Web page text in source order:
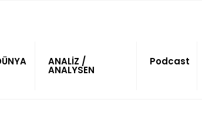
ANALİZ /
ANALYSEN
Podcast